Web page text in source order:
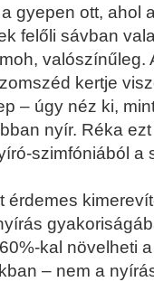
gyepen ott, ahol
felőli sávban
valószínűleg.
kertje
– úgy néz ki,
nyír. Réka
szimfóniából a
érdemes
kal növelheti
– nem a